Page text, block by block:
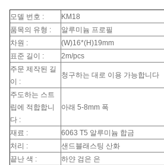
모델 번호 :
KM18
품목의 유형 :
알루미늄 프로필
차원 :
(W)16*(H)19mm
표준 길이 :
2m/pcs
주문 제작된 길
이 :
청구하는 대로 이용 가능합니다
주도하는 스트
립에 적합합니
다 :
아래 5-8mm 폭
재료 :
6063 T5 알루미늄 합금
처리 :
샌드블래스팅 산화
끝난 색 :
하얀 검은 은